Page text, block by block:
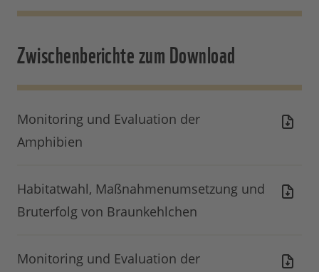
Zwischenberichte zum Download
Monitoring und Evaluation der
Amphibien
Habitatwahl, Maßnahmenumsetzung und
Bruterfolg von Braunkehlchen
Monitoring und Evaluation der